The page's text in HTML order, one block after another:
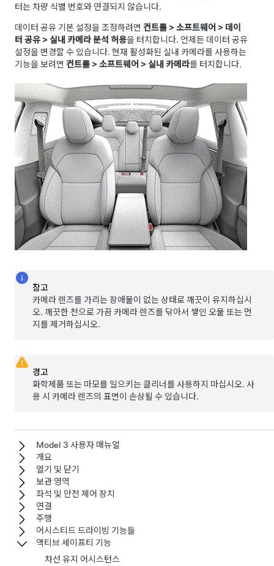
터는 차량 식별 번호와 연결되지 않습니다.
데이터 공유 기본 설정을 조정하려면 컨트롤 > 소프트웨어 > 데이
터 공유 > 실내 카메라 분석 허용을 터치합니다. 언제든 데이터 공유
설정을 변경할 수 있습니다. 현재 활성화된 실내 카메라를 사용하는
기능을 보려면 컨트롤 > 소프트웨어 > 실내 카메라를 터치합니다.
참고
카메라 렌즈를 가리는 장애물이 없는 상태로 깨끗이 유지하십시
오. 깨끗한 천으로 가끔 카메라 렌즈를 닦아서 쌓인 오물 또는 먼
지를 제거하십시오.
경고
화학제품 또는 마모를 일으키는 클리너를 사용하지 마십시오. 사
용 시 카메라 렌즈의 표면이 손상될 수 있습니다.
Model 3 사용자 매뉴얼
개요
열기 및 닫기
보관 영역
좌석 및 안전 제어 장치
연결
주행
어시스티드 드라이빙 기능들
액티브 세이프티 기능
차선 유지 어시스턴스